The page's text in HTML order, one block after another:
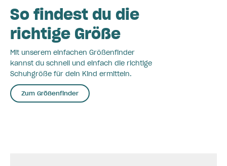
So findest du die
richtige Größe
Mit unserem einfachen Größenfinder
kannst du schnell und einfach die richtige
Schuhgröße für dein Kind ermitteln.
Zum Größenfinder